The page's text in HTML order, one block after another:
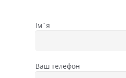
Ім`я
Ваш телефон